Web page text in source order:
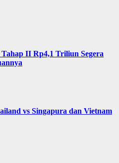
II Rp4,1 Triliun Segera
vs Singapura dan Vietnam